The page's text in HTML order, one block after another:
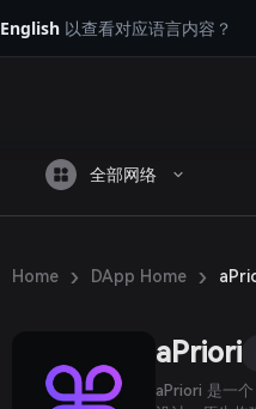
English 以查看对应语言内容？
全部网络
Home › DApp Home ›
aPriori
aPriori 是一